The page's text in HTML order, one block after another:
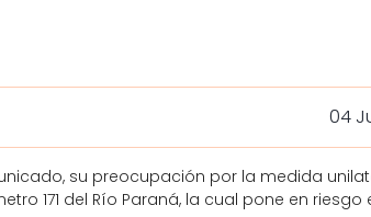
04
su preocupación por la medida
171 del Río Paraná, la cual pone en riesgo